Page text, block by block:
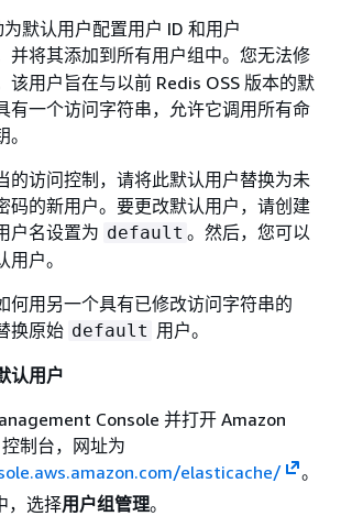
默认用户配置用户 ID 和用户
并将其添加到所有用户组中。您无法修
该用户旨在与以前 Redis OSS 版本的默
有一个访问字符串，允许它调用所有命
的访问控制，请将此默认用户替换为未
码的新用户。要更改默认用户，请创建
户名设置为 default 。然后，您可以
户。
何用另一个具有已修改访问字符串的
换原始 default 用户。
认用户
Console 并打开 Amazon
制台，网址为
elasticache/
。
，选择用户组管理。